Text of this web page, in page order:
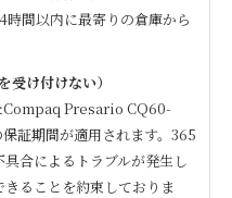
間以内に最寄りの倉庫から
け付けない）
Compaq Presario CQ60-
証期間が適用されます。365
合によるトラブルが発生し
ることを約束しておりま